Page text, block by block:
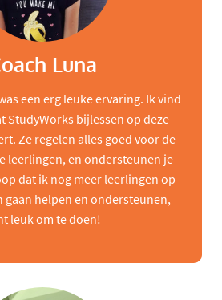
Luna
een erg leuke ervaring. Ik vind
StudyWorks bijlessen op deze
Ze regelen alles goed voor de
leerlingen, en ondersteunen je
dat ik nog meer leerlingen op
gaan helpen en ondersteunen,
leuk om te doen!